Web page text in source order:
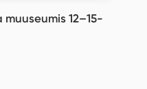
12–15-